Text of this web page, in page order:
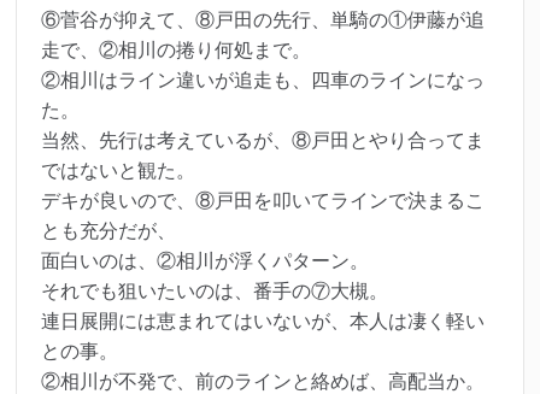
⑥菅谷が抑えて、⑧戸田の先行、単騎の①伊藤が追
走で、②相川の捲り何処まで。
②相川はライン違いが追走も、四車のラインになっ
た。
当然、先行は考えているが、⑧戸田とやり合ってま
ではないと観た。
デキが良いので、⑧戸田を叩いてラインで決まるこ
とも充分だが、
面白いのは、②相川が浮くパターン。
それでも狙いたいのは、番手の⑦大槻。
連日展開には恵まれてはいないが、本人は凄く軽い
との事。
②相川が不発で、前のラインと絡めば、高配当か。